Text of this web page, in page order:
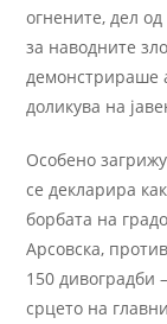
огнените, дел
за наводните
демонстрираше
доликува на
Особено
се декларира
борбата на
Арсовска,
150 дивоградби
срцето на